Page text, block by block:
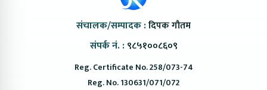
संचालक/सम्पादक :दिपक गौतम
संपर्क नं. : ९८५१००८६०९
Reg. Certificate No. 258/073-74
Reg. No. 130631/071/072